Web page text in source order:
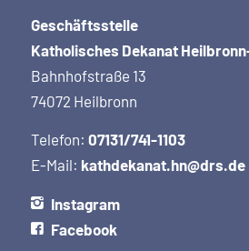
Geschäftsstelle
Katholisches Dekanat
Bahnhofstraße 13
74072 Heilbronn
Telefon: 07131/741-1103
E-Mail: kathdekanat.hn@drs.de
Instagram
Facebook